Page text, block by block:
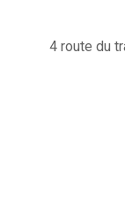
4 route du